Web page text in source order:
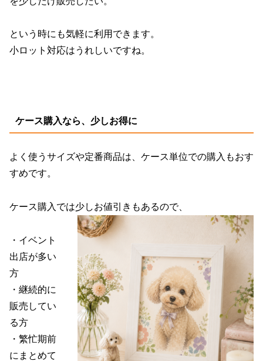
という時にも気軽に利用できます。
小ロット対応はうれしいですね。
ケース購入なら、少しお得に
よく使うサイズや定番商品は、ケース単位での購入もおす
すめです。
ケース購入では少しお値引きもあるので、
・イベント
出店が多い
方
・継続的に
販売してい
る方
・繁忙期前
にまとめて